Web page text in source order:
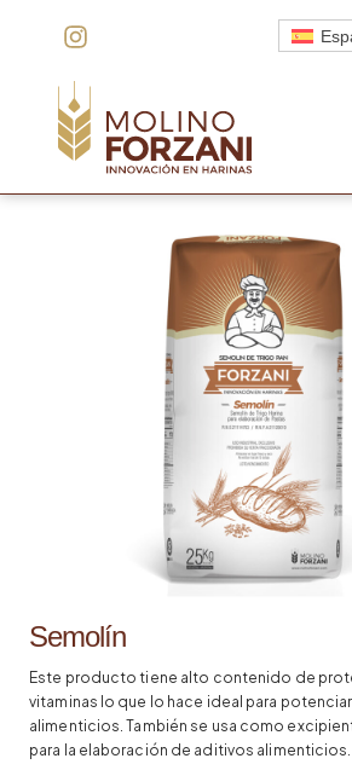
EL MOLINO
INNOVACIÓN
CALIDAD
PRODUCTOS
COTIZACIÓN
CONTACTO
Semolín
Este producto tiene alto contenido de
vitaminas lo que lo hace ideal para
alimenticios. También se usa como
para la elaboración de aditivos alimenticios.